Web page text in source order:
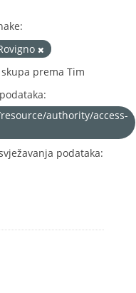
prema Tim
authority/access-
podataka: